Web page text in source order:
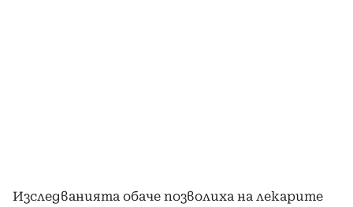
Изследванията обаче позволиха на лекарите